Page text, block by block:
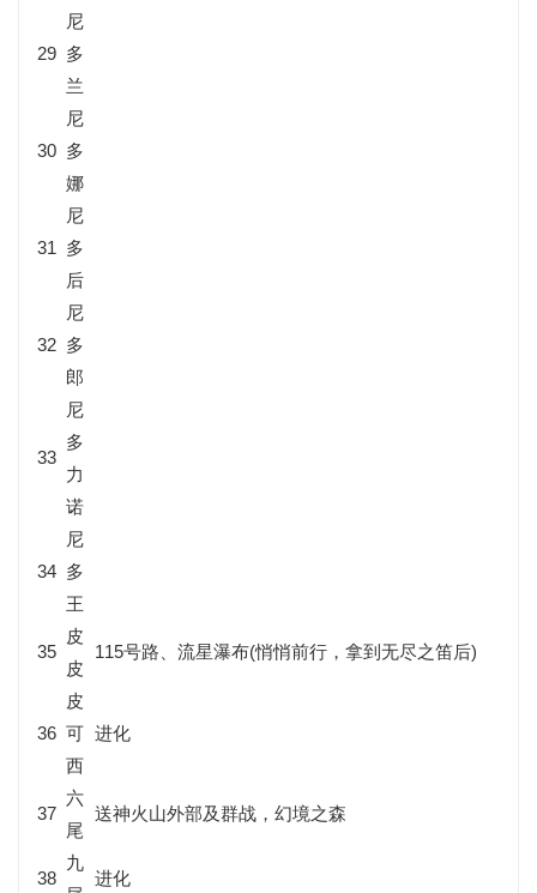
29
尼
多
兰
30
尼
多
娜
31
尼
多
后
32
尼
多
郎
33
尼
多
力
诺
34
尼
多
王
35
皮
皮
115号路、流星瀑布(悄悄前行，拿到无尽之笛后)
36
皮
可
西
进化
37
六
尾
送神火山外部及群战，幻境之森
38
九
进化